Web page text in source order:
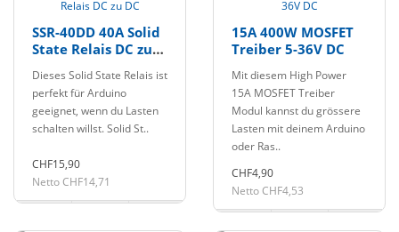
SSR-40DD 40A Solid
State Relais DC zu
Dieses Solid State Relais ist
perfekt für Arduino
geeignet, wenn du Lasten
schalten willst. Solid St..
CHF15,90
Netto CHF14,71
15A 400W MOSFET
Treiber 5-36V DC
Mit diesem High Power
15A MOSFET Treiber
Modul kannst du grössere
Lasten mit deinem Arduino
oder Ras..
CHF4,90
Netto CHF4,53